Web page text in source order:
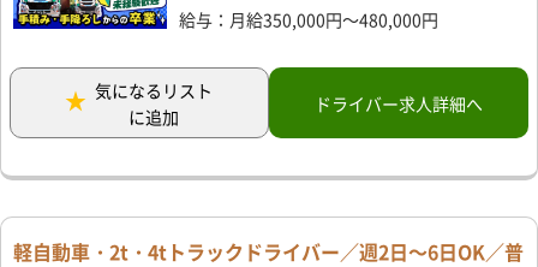
給与：月給350,000円～480,000円
気になるリスト
に追加
ドライバー求人詳細へ
軽自動車・2t・4tトラックドライバー／週2日～6日OK／普